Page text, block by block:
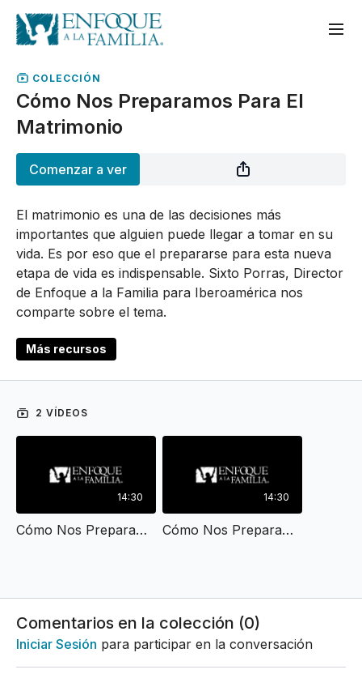
COLECCIÓN
Cómo Nos Preparamos Para El
Matrimonio
Comenzar a ver
El matrimonio es una de las decisiones más
importantes que alguien puede llegar a tomar en su
vida. Es por eso que el prepararse para esta nueva
etapa de vida es indispensable. Sixto Porras, Director
de Enfoque a la Familia para Iberoamérica nos
comparte sobre el tema.
Más recursos
2 VÍDEOS
14:30
Cómo Nos Preparamos Para El Matrimonio I
14:30
Cómo Nos Preparamos Para El Matrimonio II
Comentarios en la colección (0)
Iniciar Sesión para participar en la conversación